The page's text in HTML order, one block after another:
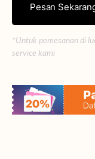
Pesan
*Untuk pemesanan di
service kami